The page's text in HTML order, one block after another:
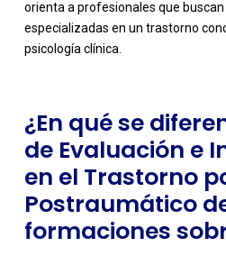
orienta a profesionales que
especializadas en un trastorno
psicología clínica.
¿En qué se
de Evaluación e
en el Trastorno
Postraumático
formaciones